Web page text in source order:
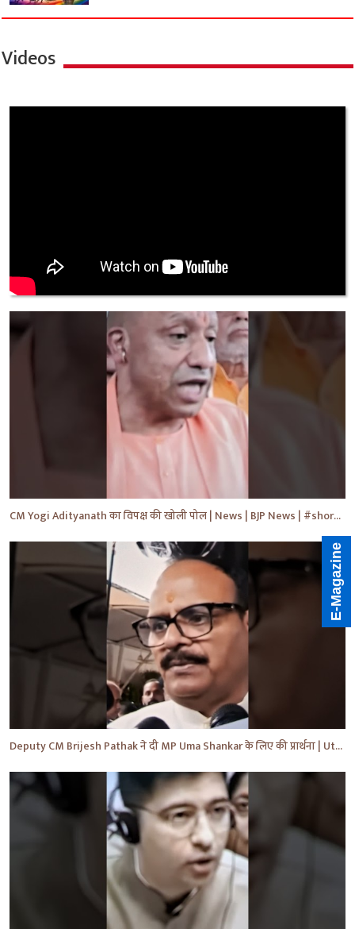
Videos
CM Yogi Adityanath का विपक्ष की खोली पोल | News | BJP News | #shorts #yt #news #ytshorts
Deputy CM Brijesh Pathak ने दी MP Uma Shankar के लिए की प्रार्थना | Uttar Pradesh News #shorts #yt
E-Magazine